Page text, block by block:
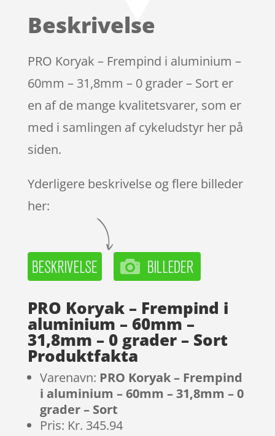
på
mmelser
Beskrivelse
PRO Koryak – Frempind i aluminium –
60mm – 31,8mm – 0 grader – Sort er
en af de mange kvalitetsvarer, som er
med i samlingen af cykeludstyr her på
siden.
Yderligere beskrivelse og flere billeder
her:
PRO Koryak – Frempind i
aluminium – 60mm –
31,8mm – 0 grader – Sort
Produktfakta
Varenavn: PRO Koryak – Frempind
i aluminium – 60mm – 31,8mm – 0
grader – Sort
Pris: Kr. 345.94